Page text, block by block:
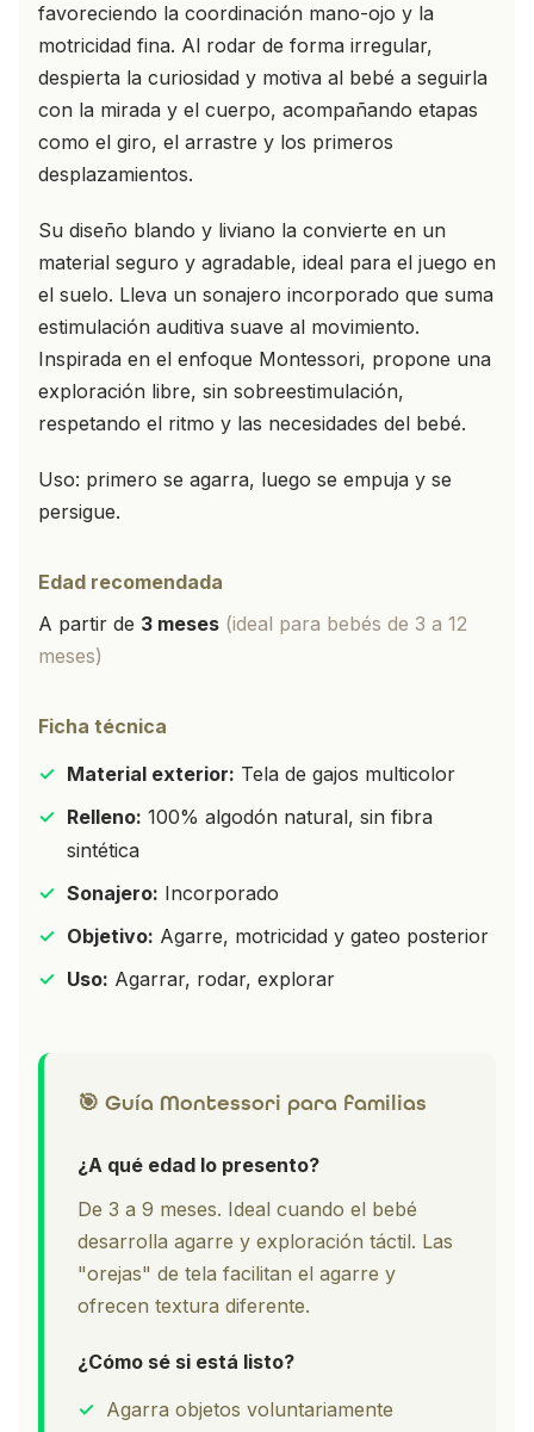
favoreciendo la coordinación mano-ojo y la
motricidad fina. Al rodar de forma irregular,
despierta la curiosidad y motiva al bebé a seguirla
con la mirada y el cuerpo, acompañando etapas
como el giro, el arrastre y los primeros
desplazamientos.
Su diseño blando y liviano la convierte en un
material seguro y agradable, ideal para el juego en
el suelo. Lleva un sonajero incorporado que suma
estimulación auditiva suave al movimiento.
Inspirada en el enfoque Montessori, propone una
exploración libre, sin sobreestimulación,
respetando el ritmo y las necesidades del bebé.
Uso: primero se agarra, luego se empuja y se
persigue.
Edad recomendada
A partir de 3 meses (ideal para bebés de 3 a 12
meses)
Ficha técnica
✓ Material exterior: Tela de gajos multicolor
✓ Relleno: 100% algodón natural, sin fibra
sintética
✓ Sonajero: Incorporado
✓ Objetivo: Agarre, motricidad y gateo posterior
✓ Uso: Agarrar, rodar, explorar
🎯 Guía Montessori para familias
¿A qué edad lo presento?
De 3 a 9 meses. Ideal cuando el bebé
desarrolla agarre y exploración táctil. Las
"orejas" de tela facilitan el agarre y
ofrecen textura diferente.
¿Cómo sé si está listo?
✓ Agarra objetos voluntariamente